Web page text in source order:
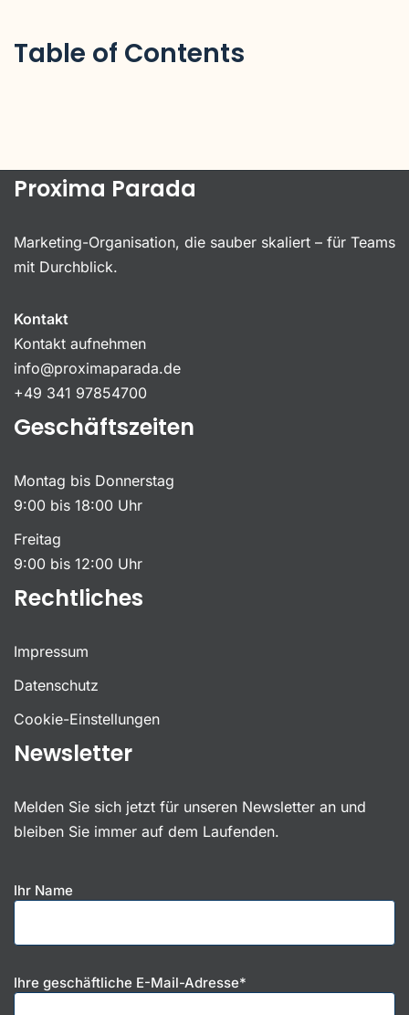
Table of Contents
Proxima Parada
Marketing-Organisation, die sauber skaliert – für Teams
mit Durchblick.
Kontakt
Kontakt aufnehmen
info@proximaparada.de
+49 341 97854700
Geschäftszeiten
Montag bis Donnerstag
9:00 bis 18:00 Uhr
Freitag
9:00 bis 12:00 Uhr
Rechtliches
Impressum
Datenschutz
Cookie-Einstellungen
Newsletter
Melden Sie sich jetzt für unseren Newsletter an und
bleiben Sie immer auf dem Laufenden.
Ihr Name
Ihre geschäftliche E-Mail-Adresse*